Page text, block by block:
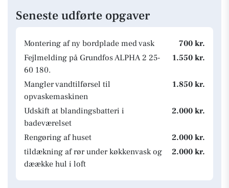
Seneste udførte opgaver
Montering af ny bordplade med vask
700 kr.
Fejlmelding på Grundfos ALPHA 2 25-
60 180.
1.550 kr.
Mangler vandtilførsel til
opvaskemaskinen
1.850 kr.
Udskift at blandingsbatteri i
badeværelset
2.000 kr.
Rengøring af huset
2.000 kr.
tildækning af rør under køkkenvask og
dæække hul i loft
2.000 kr.